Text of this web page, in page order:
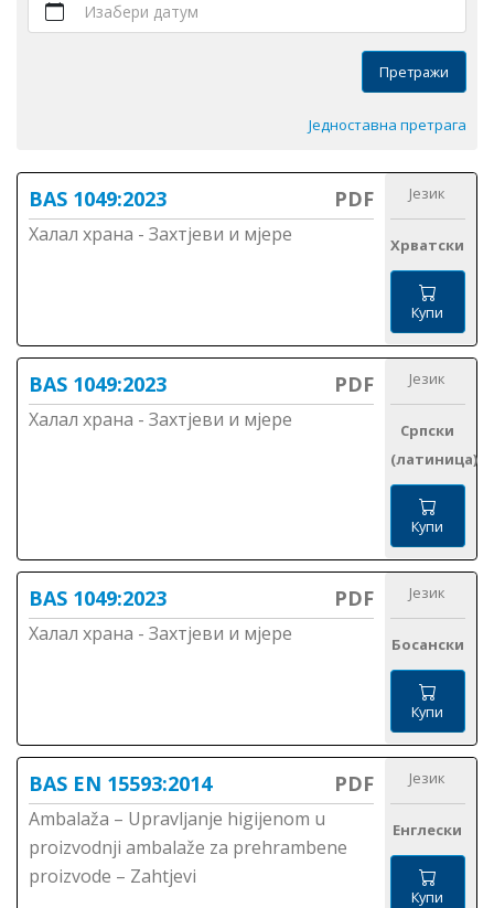
Изабери датум
Претражи
Једноставна претрага
BAS 1049:2023 PDF
Халал храна - Захтјеви и мјере
Језик
Хрватски
Купи
BAS 1049:2023 PDF
Халал храна - Захтјеви и мјере
Језик
Српски
(латиница)
Купи
BAS 1049:2023 PDF
Халал храна - Захтјеви и мјере
Језик
Босански
Купи
BAS EN 15593:2014 PDF
Ambalaža – Upravljanje higijenom u
proizvodnji ambalaže za prehrambene
proizvode – Zahtjevi
Језик
Енглески
Купи